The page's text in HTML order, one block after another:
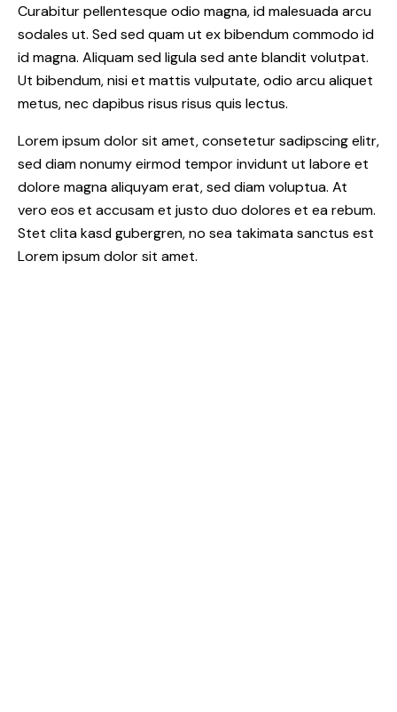
Curabitur pellentesque odio magna, id malesuada arcu
sodales ut. Sed sed quam ut ex bibendum commodo id
id magna. Aliquam sed ligula sed ante blandit volutpat.
Ut bibendum, nisi et mattis vulputate, odio arcu aliquet
metus, nec dapibus risus risus quis lectus.
Lorem ipsum dolor sit amet, consetetur sadipscing elitr,
sed diam nonumy eirmod tempor invidunt ut labore et
dolore magna aliquyam erat, sed diam voluptua. At
vero eos et accusam et justo duo dolores et ea rebum.
Stet clita kasd gubergren, no sea takimata sanctus est
Lorem ipsum dolor sit amet.